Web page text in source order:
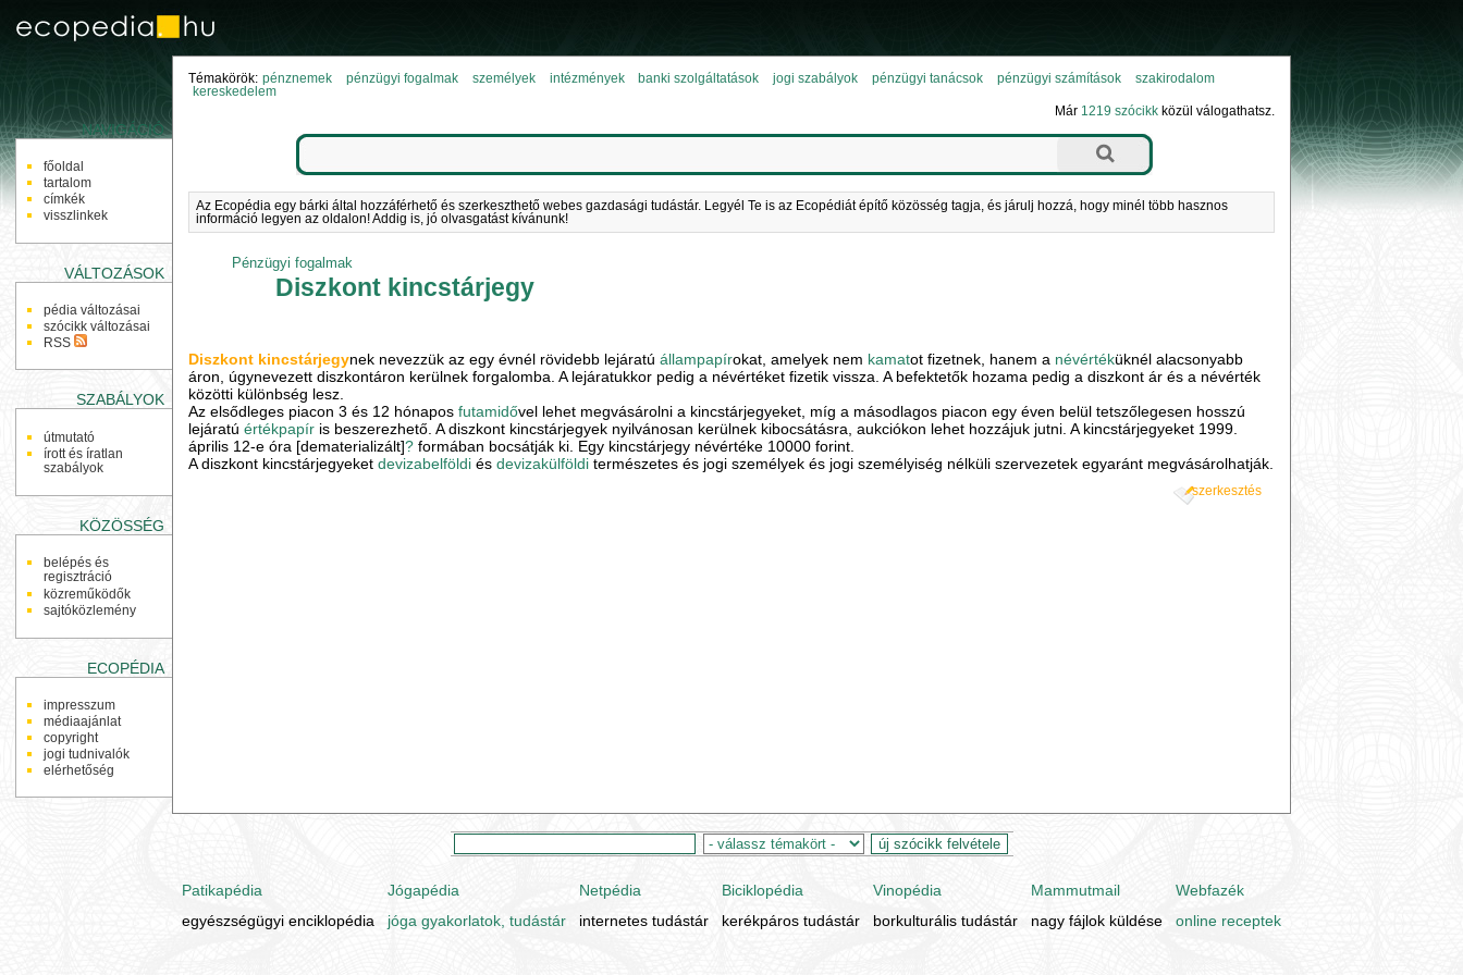
NAVIGÁCIÓ
főoldal
tartalom
címkék
visszlinkek
VÁLTOZÁSOK
pédia változásai
szócikk változásai
RSS
SZABÁLYOK
útmutató
írott és íratlan
szabályok
KÖZÖSSÉG
belépés és
regisztráció
közreműködők
sajtóközlemény
ECOPÉDIA
impresszum
médiaajánlat
copyright
jogi tudnivalók
elérhetőség
Témakörök: pénznemek pénzügyi fogalmak személyek intézmények banki szolgáltatások jogi szabályok pénzügyi tanácsok pénzügyi számítások
szakirodalom
kereskedelem
Már 1219 szócikkközül válogathatsz.
Az Ecopédia egy bárki által hozzáférhető és szerkeszthető webes gazdasági tudástár. Legyél Te is az Ecopédiát építő közösség tagja, és járulj hozzá, hogy minél több hasznos
információ legyen az oldalon! Addig is, jó olvasgatást kívánunk!
Pénzügyi fogalmak
Diszkont kincstárjegy
Diszkont kincstárjegynek nevezzük az egy évnél rövidebb lejáratúállampapírokat, amelyek nem kamatot fizetnek, hanem a névértéküknél alacsonyabb
áron, úgynevezett diszkontáron kerülnek forgalomba. A lejáratukkor pedig a névértéket fizetik vissza. A befektetők hozama pedig a diszkont ár és a névérték
közötti különbség lesz.
Az elsődleges piacon 3 és 12 hónaposfutamidővel lehet megvásárolni a kincstárjegyeket, míg a másodlagos piacon egy éven belül tetszőlegesen hosszú
lejáratúértékpapír is beszerezhető. A diszkont kincstárjegyek nyilvánosan kerülnek kibocsátásra, aukciókon lehet hozzájuk jutni. A kincstárjegyeket 1999.
április 12-e óra [dematerializált]? formában bocsátják ki. Egy kincstárjegy névértéke 10000 forint.
A diszkont kincstárjegyeketdevizabelföldi ésdevizakülföldi természetes és jogi személyek és jogi személyiség nélküli szervezetek egyaránt megvásárolhatják.
szerkesztés
Patikapédia Jógapédia Netpédia Biciklopédia Vinopédia Mammutmail
Webfazék
egyészségügyi enciklopédia
jóga gyakorlatok, tudástár internetes tudástár kerékpáros tudástár borkulturális tudástár nagy fájlok küldése online receptek